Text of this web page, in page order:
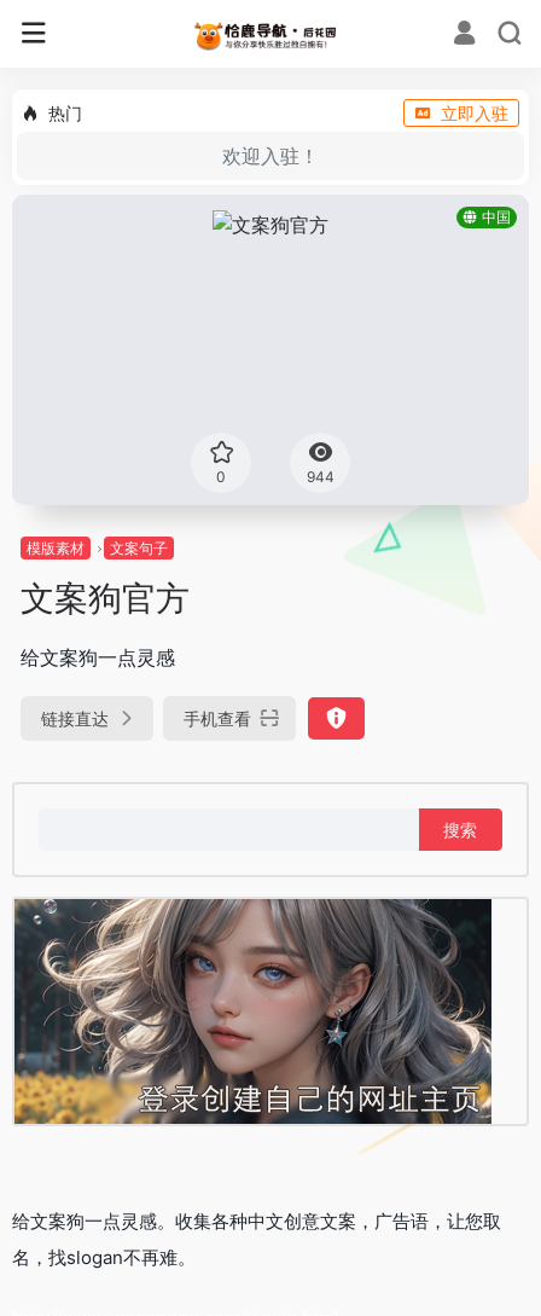
热门 立即入驻
欢迎入驻！
中国
0 944
模版素材 文案句子
文案狗官方
给文案狗一点灵感
链接直达 手机查看
给文案狗一点灵感。收集各种中文创意文案，广告语，让您取
名，找slogan不再难。